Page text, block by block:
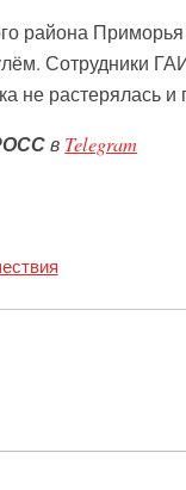
района
Сотрудники
не растерялась
в Telegram